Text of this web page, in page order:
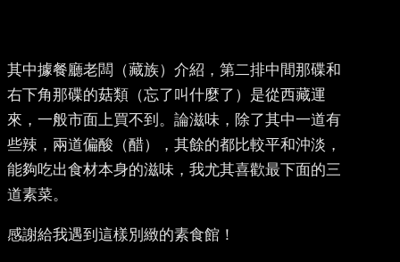
其中據餐廳老闆（藏族）介紹，第二排中間那碟和
右下角那碟的菇類（忘了叫什麼了）是從西藏運
來，一般市面上買不到。論滋味，除了其中一道有
些辣，兩道偏酸（醋），其餘的都比較平和沖淡，
能夠吃出食材本身的滋味，我尤其喜歡最下面的三
道素菜。
感謝給我遇到這樣別緻的素食館！